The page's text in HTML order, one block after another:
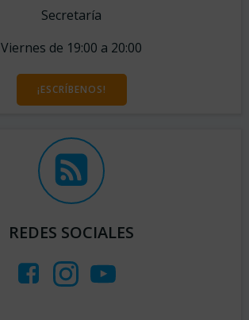
Secretaría
Viernes de 19:00 a 20:00
¡ESCRÍBENOS!
REDES SOCIALES